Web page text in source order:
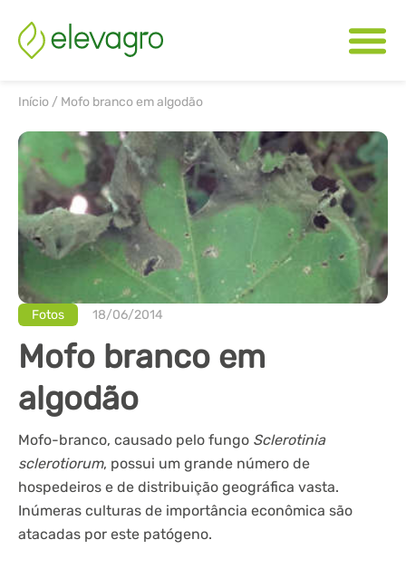
Início / Mofo branco em algodão
Fotos 18/06/2014
Mofo branco em
algodão
Mofo-branco, causado pelo fungo Sclerotinia
sclerotiorum, possui um grande número de
hospedeiros e de distribuição geográfica vasta.
Inúmeras culturas de importância econômica são
atacadas por este patógeno.